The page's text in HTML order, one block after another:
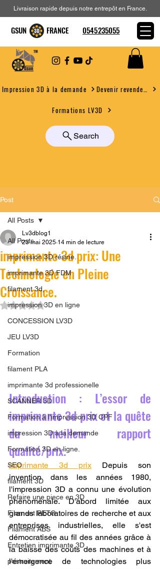
Impression 3D à la demande
Formations LV3D
Search
Livraison rapide depuis notre entrepôt en France.
GSUN FRANCE 0545235055
Post
All Posts
impression 3D résine.
imprimante 3D FDM
filament 3d,
impression 3D en ligne
CONCESSION LV3D
JEU LV3D
Formation
filament PLA
imprimante 3d professionelle
SCANNER 3D
Formation à l'impression 3D CPF
impression 3D à la demande
Formation 3D en ligne.
SEO
filament 3D
Refaire une piece en 3D
Filament PETG
Filament ABS
Entretien imprimante 3D
postraitement
All Posts
imprimante 3d prix: Une
Technologie en Pleine
Croissance.
Lv3dblog1
23 mai 2025 14 min de lecture
Noté NaN étoiles sur 5.
Introduction : L’essor de
imprimante 3d prix et la quête
du meilleur rapport
qualité/prix.
imprimante 3d prix Depuis son
invention dans les années 1980,
l'impression 3D a connu une évolution
phénoménale. D'abord limitée aux
grands laboratoires de recherche et aux
entreprises industrielles, elle s'est
démocratisée au fil des années grâce à
la baisse des coûts des machines et à
l'émergence de technologies plus